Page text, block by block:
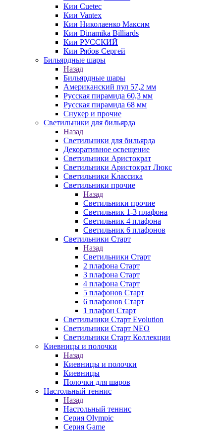
Кии Cuetec
Кии Vantex
Кии Николаенко Максим
Кии Dinamika Billiards
Кии РУССКИЙ
Кии Рябов Сергей
Бильярдные шары
Назад
Бильярдные шары
Американский пул 57,2 мм
Русская пирамида 60,3 мм
Русская пирамида 68 мм
Снукер и прочие
Светильники для бильярда
Назад
Светильники для бильярда
Декоративное освещение
Светильники Аристократ
Светильники Аристократ Люкс
Светильники Классика
Светильники прочие
Назад
Светильники прочие
Светильник 1-3 плафона
Светильник 4 плафона
Светильник 6 плафонов
Светильники Старт
Назад
Светильники Старт
2 плафона Старт
3 плафона Старт
4 плафона Старт
5 плафонов Старт
6 плафонов Старт
1 плафон Старт
Светильники Старт Evolution
Светильники Старт NEO
Светильники Старт Коллекции
Киевницы и полочки
Назад
Киевницы и полочки
Киевницы
Полочки для шаров
Настольный теннис
Назад
Настольный теннис
Серия Olympic
Серия Game